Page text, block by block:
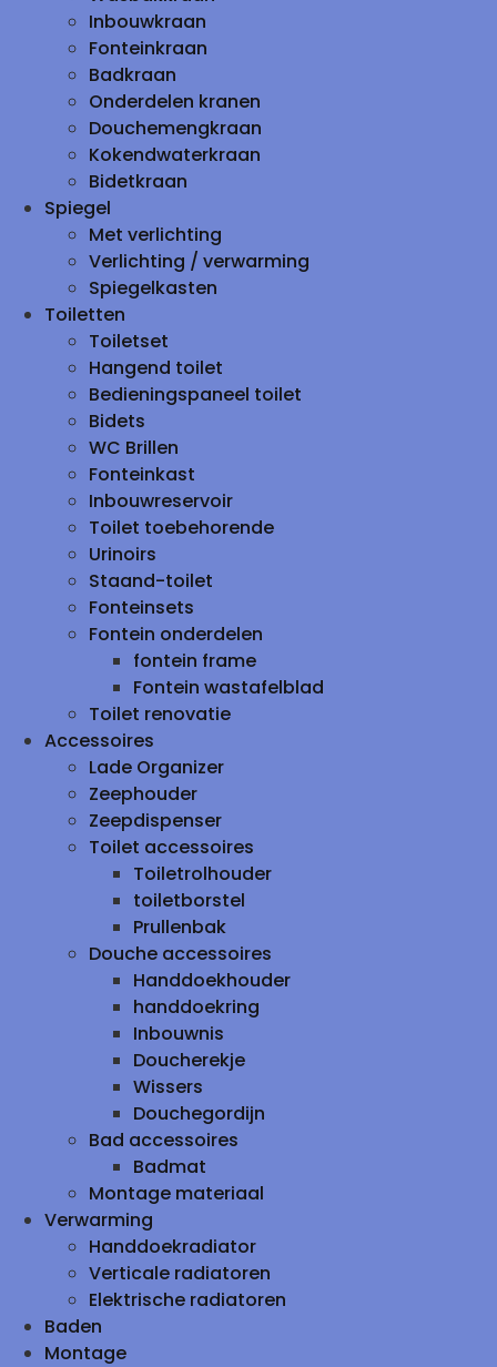
Inbouwkraan
Fonteinkraan
Badkraan
Onderdelen kranen
Douchemengkraan
Kokendwaterkraan
Bidetkraan
Spiegel
Met verlichting
Verlichting / verwarming
Spiegelkasten
Toiletten
Toiletset
Hangend toilet
Bedieningspaneel toilet
Bidets
WC Brillen
Fonteinkast
Inbouwreservoir
Toilet toebehorende
Urinoirs
Staand-toilet
Fonteinsets
Fontein onderdelen
fontein frame
Fontein wastafelblad
Toilet renovatie
Accessoires
Lade Organizer
Zeephouder
Zeepdispenser
Toilet accessoires
Toiletrolhouder
toiletborstel
Prullenbak
Douche accessoires
Handdoekhouder
handdoekring
Inbouwnis
Doucherekje
Wissers
Douchegordijn
Bad accessoires
Badmat
Montage materiaal
Verwarming
Handdoekradiator
Verticale radiatoren
Elektrische radiatoren
Baden
Montage